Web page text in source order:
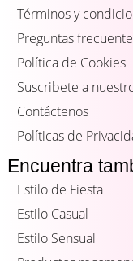
Términos y
Preguntas
Política de Cookies
Suscribete a
Contáctenos
Políticas de
Encuentra
Estilo de Fiesta
Estilo Casual
Estilo Sensual